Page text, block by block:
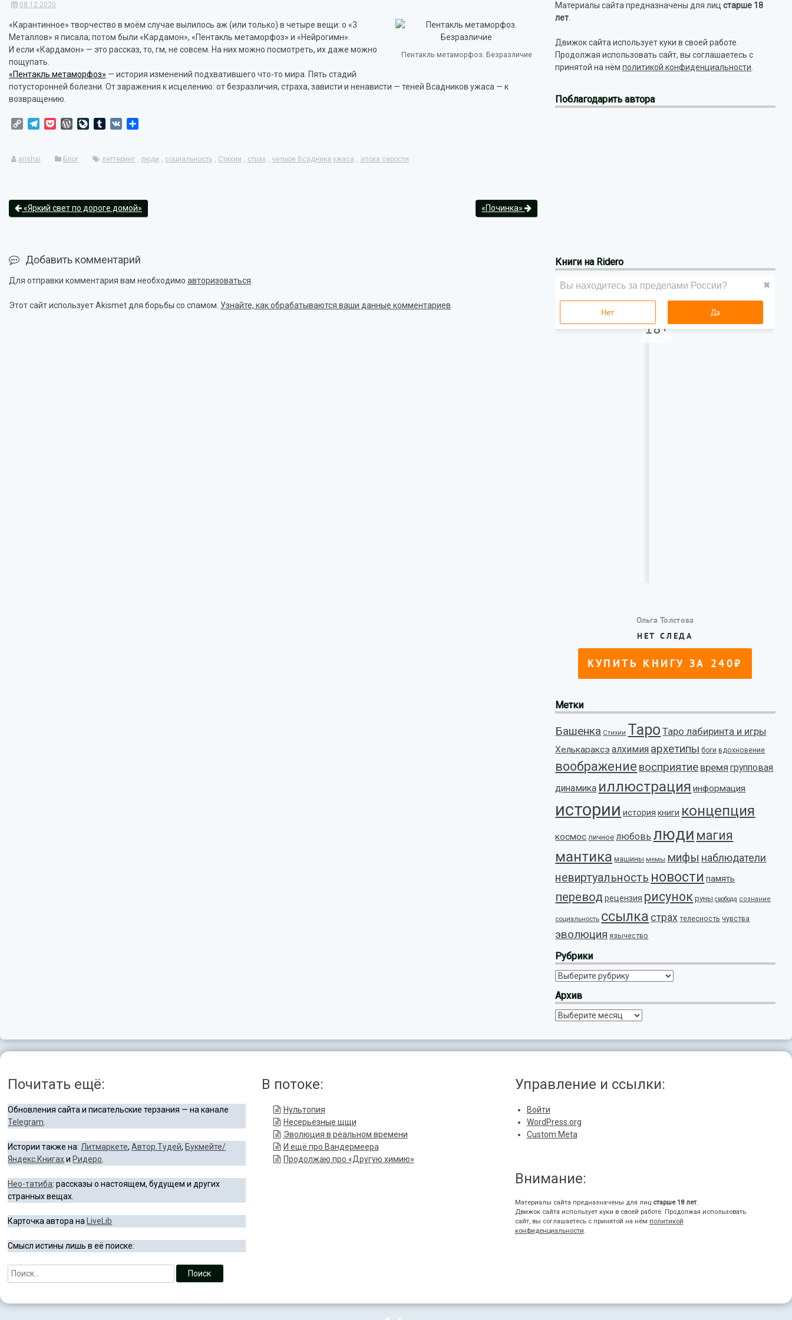
08.12.2020
Пентакль метаморфоз. Безразличие
«Карантинное» творчество в моём случае вылилось аж (или только) в четыре вещи: о «3
Металлов» я писала; потом были «Кардамон», «Пентакль метаморфоз» и «Нейрогимн».
И если «Кардамон» — это рассказ, то, гм, не совсем. На них можно посмотреть, их даже можно
пощупать.
«Пентакль метаморфоз» — история изменений подхватившего что-то мира. Пять стадий
потусторонней болезни. От заражения к исцелению: от безразличия, страха, зависти и ненависти — теней Всадников ужаса — к
возвращению.
Copy TelegramPocketWordPress
LiveJournal
Tumblr
VK
arishai Блог леттеринг , люди , социальность , Стихии , страх , четыре Всадника ужаса , эпоха серости
«Яркий свет по дороге домой» «Починка»
Добавить комментарий
Для отправки комментария вам необходимо авторизоваться
Этот сайт использует Akismet для борьбы со спамом. Узнайте, как обрабатываются ваши данные комментариев
Материалы сайта предназначены для лицстарше 18
лет
Движок сайта использует куки в своей работе.
Продолжая использовать сайт, вы соглашаетесь с
принятой на нёмполитикой конфиденциальности
Поблагодарить автора
Книги на Ridero
Метки
Башенка Стихии Таро Таро лабиринта и игры
Хелькараксэ алхимия архетипы боги вдохновение
воображение восприятие время групповая
динамика иллюстрация информация
истории история книги концепция
космос личное любовь люди магия
мантика машины мемы мифы наблюдатели
невиртуальность новости память
перевод рецензия рисунок руны свобода сознание
социальность ссылка страх телесность чувства
эволюция язычество
Рубрики
Рубрики
Архив
Архив
Почитать ещё:
Обновления сайта и писательские терзания — на канале
Telegram.
Истории также на:Литмаркете,Автор.Тудей, Букмейте/
Яндекс.Книгахи Ридеро.
Нео-татиба: рассказы о настоящем, будущем и других
странных вещах.
Карточка автора на LiveLib
Смысл истины лишь в её поиске:
В потоке:
Нультопия
Несерьёзные щщи
Эволюция в реальном времени
И ещё про Вандермеера
Продолжаю про «Другую химию»
Управление и ссылки:
Войти
WordPress.org
Custom Meta
Внимание:
Материалы сайта предназначены для лиц старше 18 лет.
Движок сайта использует куки в своей работе. Продолжая использовать
сайт, вы соглашаетесь с принятой на нём политикой
конфиденциальности.